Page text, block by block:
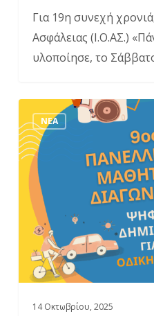
Ατυχήματα»,
Σάββατο
Οκτωβρίου
Για 19η συνεχή
Ασφάλειας (Ι.Ο.ΑΣ.)
υλοποίησε, το
Πανελλήνιος
Μαθητικός
Διαγωνισμός
Ψηφιακής
Δημιουργίας
για
την
Οδική
ΝΈΑ
14 Οκτωβρίου, 2025